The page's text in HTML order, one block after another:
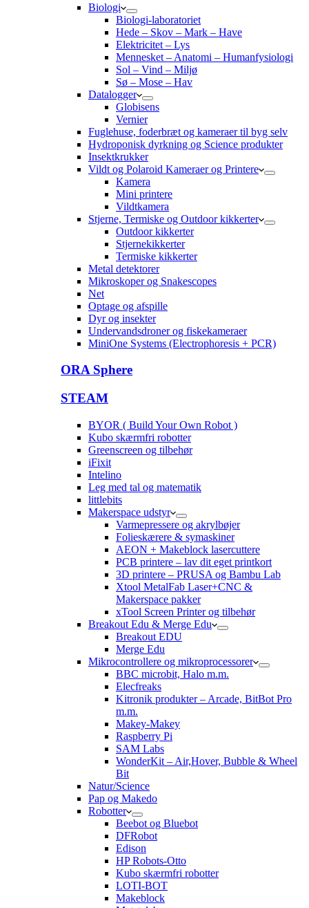
Biologi
Biologi-laboratoriet
Hede – Skov – Mark – Have
Elektricitet – Lys
Mennesket – Anatomi – Humanfysiologi
Sol – Vind – Miljø
Sø – Mose – Hav
Datalogger
Globisens
Vernier
Fuglehuse, foderbræt og kameraer til byg selv
Hydroponisk dyrkning og Science produkter
Insektkrukker
Vildt og Polaroid Kameraer og Printere
Kamera
Mini printere
Vildtkamera
Stjerne, Termiske og Outdoor kikkerter
Outdoor kikkerter
Stjernekikkerter
Termiske kikkerter
Metal detektorer
Mikroskoper og Snakescopes
Net
Optage og afspille
Dyr og insekter
Undervandsdroner og fiskekameraer
MiniOne Systems (Electrophoresis + PCR)
ORA Sphere
STEAM
BYOR ( Build Your Own Robot )
Kubo skærmfri robotter
Greenscreen og tilbehør
iFixit
Intelino
Leg med tal og matematik
littlebits
Makerspace udstyr
Varmepressere og akrylbøjer
Folieskærere & symaskiner
AEON + Makeblock lasercuttere
PCB printere – lav dit eget printkort
3D printere – PRUSA og Bambu Lab
Xtool MetalFab Laser+CNC &
Makerspace pakker
xTool Screen Printer og tilbehør
Breakout Edu & Merge Edu
Breakout EDU
Merge Edu
Mikrocontrollere og mikroprocessorer
BBC microbit, Halo m.m.
Elecfreaks
Kitronik produkter – Arcade, BitBot Pro
m.m.
Makey-Makey
Raspberry Pi
SAM Labs
WonderKit – Air,Hover, Bubble & Wheel
Bit
Natur/Science
Pap og Makedo
Robotter
Beebot og Bluebot
DFRobot
Edison
HP Robots-Otto
Kubo skærmfri robotter
LOTI-BOT
Makeblock